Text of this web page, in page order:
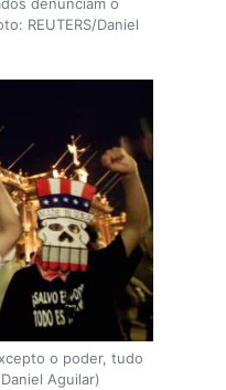
REUTERS/Daniel
o poder, tudo
Aguilar)